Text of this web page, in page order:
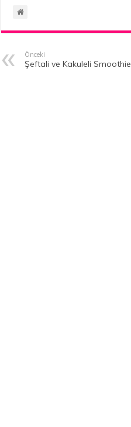
Önceki
Şeftali ve Kakuleli Smoothie